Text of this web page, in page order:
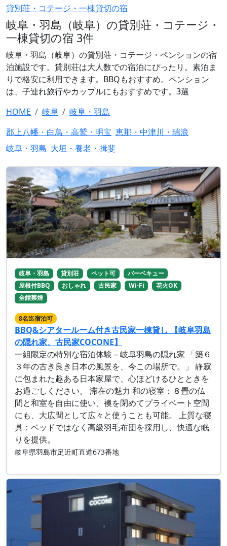
貸別荘・コテージ・一棟貸切の宿
岐阜・羽島（岐阜）の貸別荘・コテージ・
一棟貸切の宿 3件
岐阜・羽島（岐阜）の貸別荘・コテージ・ペンションの宿
泊施設です。貸別荘は大人数での宿泊にぴったり。素泊ま
りで格安に利用できます。BBQもおすすめ。ペンション
は、子連れ旅行やカップルにもおすすめです。3選
HOME
岐阜
岐阜・羽島
郡上八幡・白鳥・高鷲・明宝 恵那・中津川・瑞浪
岐阜・羽島 大垣・養老・揖斐
岐阜・羽島 貸別荘 ペット可
バーベキュー
屋根付BBQ
おしゃれ 古民家 Wi-Fi
花火OK
全館禁煙
8名迄宿泊可
BBQ&シアタールーム付き古民家一棟貸し 【岐阜羽島
の隠れ家、古民家COCONE】
一組限定の特別な宿泊体験 – 岐阜羽島の隠れ家 「築６
３年の古き良き日本の風景を、今この場所で。」 静寂
に包まれた趣ある日本家屋で、心ほどけるひとときを
お過ごしください。 滞在の魅力 和の寝室：８畳の仏
間と和室を自由に使い、襖を閉めてプライベート空間
にも、大広間として広々と使うことも可能。 上質な寝
具：ベッドではなく高級羽毛布団を採用し、快適な眠
りを提供。
岐阜県羽島市足近町直道673番地